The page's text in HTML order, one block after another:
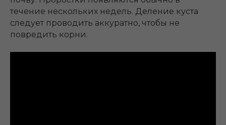
течение нескольких недель. Деление куста
следует проводить аккуратно, чтобы не
повредить корни.